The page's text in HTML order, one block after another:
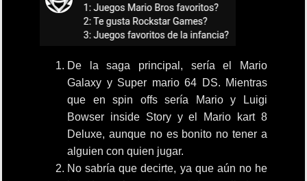
De la saga principal, sería el Mario
Galaxy y Super mario 64 DS. Mientras
que en spin offs sería Mario y Luigi
Bowser inside Story y el Mario kart 8
Deluxe, aunque no es bonito no tener a
alguien con quien jugar.
No sabría que decirte, ya que aún no he